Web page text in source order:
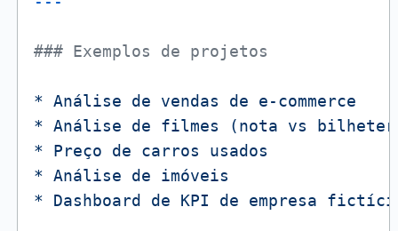
### Exemplos de projetos
* Análise de vendas de
e-commerce
* Análise de filmes (nota vs
*
Preço de carros
usados
* Análise de
imóveis
*
Dashboard de KPI de empresa